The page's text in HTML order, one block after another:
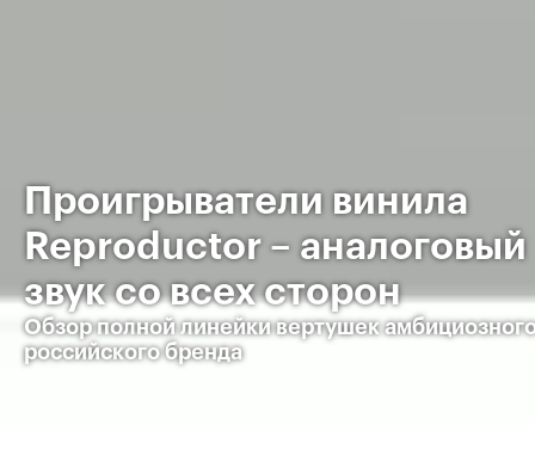
Проигрыватели винила
Reproductor – аналоговый
звук со всех сторон
Обзор полной линейки вертушек
российского бренда